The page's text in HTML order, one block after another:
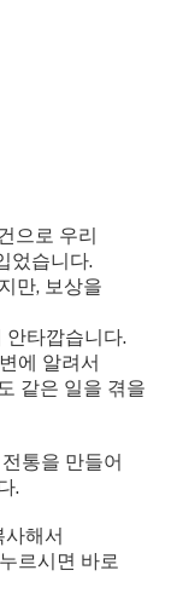
으로 우리
었습니다.
만, 보상을
안타깝습니다.
에 알려서
같은 일을 겪을
통을 만들어
.
해서
르시면 바로